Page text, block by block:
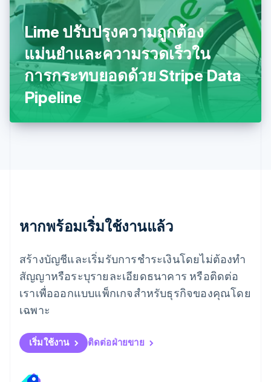
Lime ปรับปรุงความถูกต้อง
แม่นยำและความรวดเร็วใน
การกระทบยอดด้วย Stripe Data
Pipeline
หากพร้อมเริ่มใช้งานแล้ว
สร้างบัญชีและเริ่มรับการชำระเงินโดยไม่ต้องทำ
สัญญาหรือระบุรายละเอียดธนาคาร หรือติดต่อ
เราเพื่อออกแบบแพ็กเกจสำหรับธุรกิจของคุณโดย
เฉพาะ
เริ่มใช้งาน ติดต่อฝ่ายขาย
ฟินแลนด์
Svenska
มอลตา
มาเลเซีย
English 简体中文
เม็กซิโก
Español English
ยิบรอลตาร์
เยอรมนี
English
ลิกเตนสไตน์
ลิทัวเนีย
English
สเปน
EspañolEnglish
English
EnglishItaliano
สวิตเซอร์แลนด์
สวีเดน